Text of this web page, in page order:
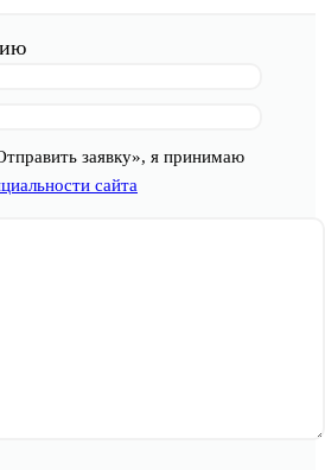
заявку», я принимаю
сайта